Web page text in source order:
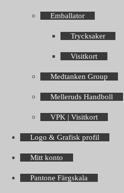
Emballator
Trycksaker
Visitkort
Medtanken Group
Melleruds Handboll
VPK | Visitkort
Logo & Grafisk profil
Mitt konto
Pantone Färgskala